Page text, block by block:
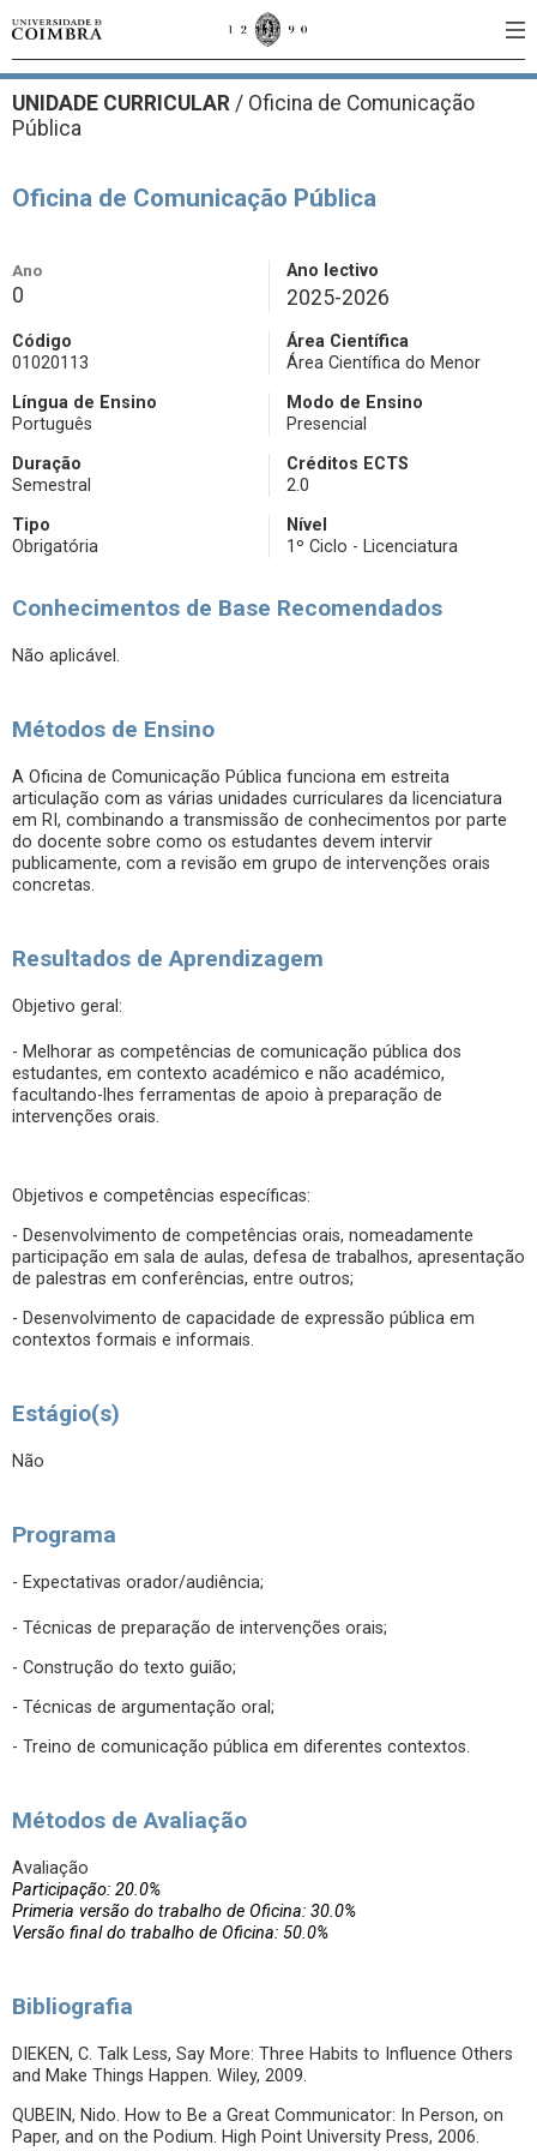
UNIDADE CURRICULAR / Oficina de Comunicação
Pública
Oficina de Comunicação Pública
Ano
0
Ano lectivo
2025-2026
Código
01020113
Área Científica
Área Científica do Menor
Língua de Ensino
Português
Modo de Ensino
Presencial
Duração
Semestral
Créditos ECTS
2.0
Tipo
Obrigatória
Nível
1º Ciclo - Licenciatura
Conhecimentos de Base Recomendados
Não aplicável.
Métodos de Ensino
A Oficina de Comunicação Pública funciona em estreita
articulação com as várias unidades curriculares da licenciatura
em RI, combinando a transmissão de conhecimentos por parte
do docente sobre como os estudantes devem intervir
publicamente, com a revisão em grupo de intervenções orais
concretas.
Resultados de Aprendizagem
Objetivo geral:
- Melhorar as competências de comunicação pública dos
estudantes, em contexto académico e não académico,
facultando-lhes ferramentas de apoio à preparação de
intervenções orais.
Objetivos e competências específicas:
- Desenvolvimento de competências orais, nomeadamente
participação em sala de aulas, defesa de trabalhos, apresentação
de palestras em conferências, entre outros;
- Desenvolvimento de capacidade de expressão pública em
contextos formais e informais.
Estágio(s)
Não
Programa
- Expectativas orador/audiência;
- Técnicas de preparação de intervenções orais;
- Construção do texto guião;
- Técnicas de argumentação oral;
- Treino de comunicação pública em diferentes contextos.
Métodos de Avaliação
Avaliação
Participação: 20.0%
Primeria versão do trabalho de Oficina: 30.0%
Versão final do trabalho de Oficina: 50.0%
Bibliografia
DIEKEN, C. Talk Less, Say More: Three Habits to Influence Others
and Make Things Happen. Wiley, 2009.
QUBEIN, Nido. How to Be a Great Communicator: In Person, on
Paper, and on the Podium. High Point University Press, 2006.